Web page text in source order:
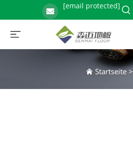
[email protected]
Startseite>